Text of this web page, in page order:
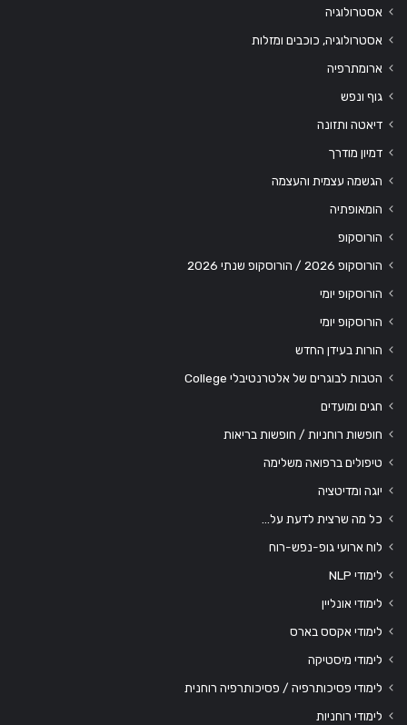
אסטרולוגיה
אסטרולוגיה, כוכבים ומזלות
ארומתרפיה
גוף ונפש
דיאטה ותזונה
דמיון מודרך
הגשמה עצמית והעצמה
הומאופתיה
הורוסקופ
הורוסקופ 2026 / הורוסקופ שנתי 2026
הורוסקופ יומי
הורוסקופ יומי
הורות בעידן החדש
הטבות לבוגרים של אלטרנטיבלי College
חגים ומועדים
חופשות רוחניות / חופשות בריאות
טיפולים ברפואה משלימה
יוגה ומדיטציה
כל מה שרצית לדעת על…
לוח ארועי גופ-נפש-רוח
לימודי NLP
לימודי אונליין
לימודי אקסס בארס
לימודי מיסטיקה
לימודי פסיכותרפיה / פסיכותרפיה רוחנית
לימודי רוחניות